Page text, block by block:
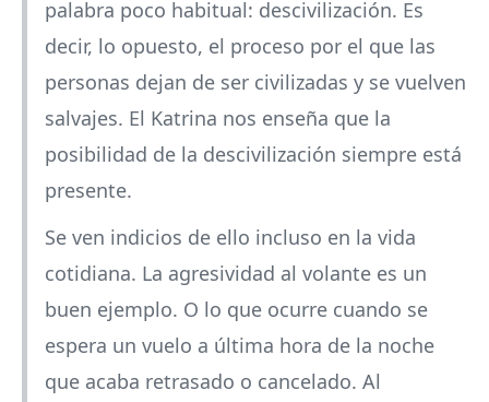
palabra poco habitual: descivilización. Es
decir, lo opuesto, el proceso por el que las
personas dejan de ser civilizadas y se vuelven
salvajes. El Katrina nos enseña que la
posibilidad de la descivilización siempre está
presente.
Se ven indicios de ello incluso en la vida
cotidiana. La agresividad al volante es un
buen ejemplo. O lo que ocurre cuando se
espera un vuelo a última hora de la noche
que acaba retrasado o cancelado. Al